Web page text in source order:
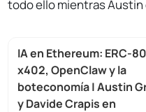
todo ello mientras Austin
IA en Ethereum: ERC-
x402, OpenClaw y la
boteconomía | Austin
y Davide Crapis en